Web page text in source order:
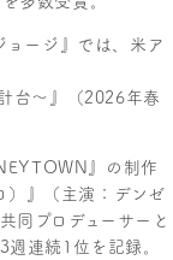
ージ』では、米ア
台〜』（2026年春
』の制作
』（主演：デンゼ
同プロデューサーと
連続1位を記録。